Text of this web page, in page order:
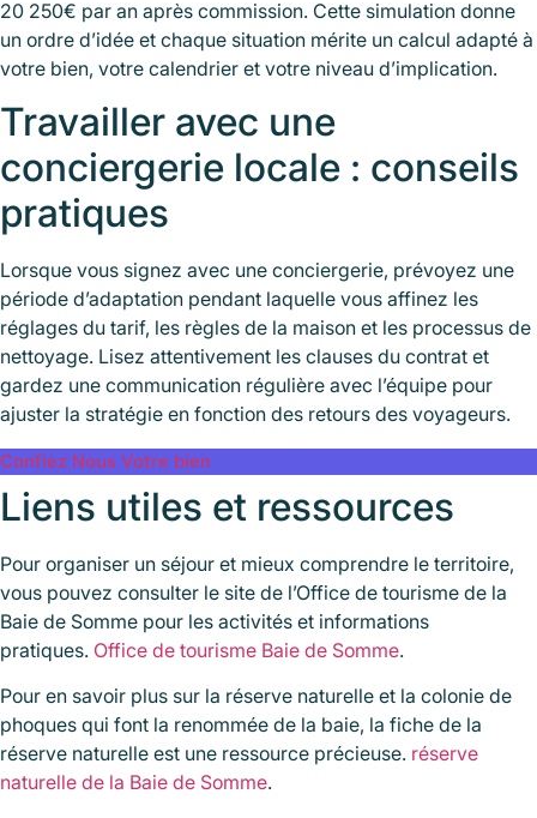
20 250€ par an après commission. Cette simulation donne
un ordre d’idée et chaque situation mérite un calcul adapté à
votre bien, votre calendrier et votre niveau d’implication.
Travailler avec une
conciergerie locale : conseils
pratiques
Lorsque vous signez avec une conciergerie, prévoyez une
période d’adaptation pendant laquelle vous affinez les
réglages du tarif, les règles de la maison et les processus de
nettoyage. Lisez attentivement les clauses du contrat et
gardez une communication régulière avec l’équipe pour
ajuster la stratégie en fonction des retours des voyageurs.
Confiez Nous Votre bien
Liens utiles et ressources
Pour organiser un séjour et mieux comprendre le territoire,
vous pouvez consulter le site de l’Office de tourisme de la
Baie de Somme pour les activités et informations
pratiques. Office de tourisme Baie de Somme.
Pour en savoir plus sur la réserve naturelle et la colonie de
phoques qui font la renommée de la baie, la fiche de la
réserve naturelle est une ressource précieuse. réserve
naturelle de la Baie de Somme.